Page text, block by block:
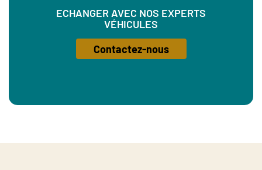
ECHANGER AVEC NOS EXPERTS
VÉHICULES
Contactez-nous